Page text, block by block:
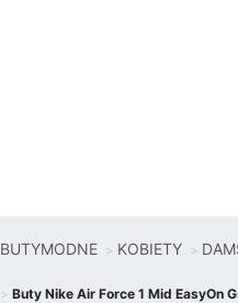
BUTYMODNE KOBIETY
Buty Nike Air Force 1 Mid EasyOn